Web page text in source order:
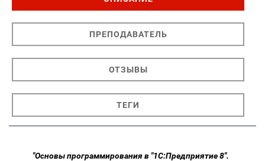
ПРЕПОДАВАТЕЛЬ
ОТЗЫВЫ
ТЕГИ
"Основы программирования в "1С:Предприятие 8".